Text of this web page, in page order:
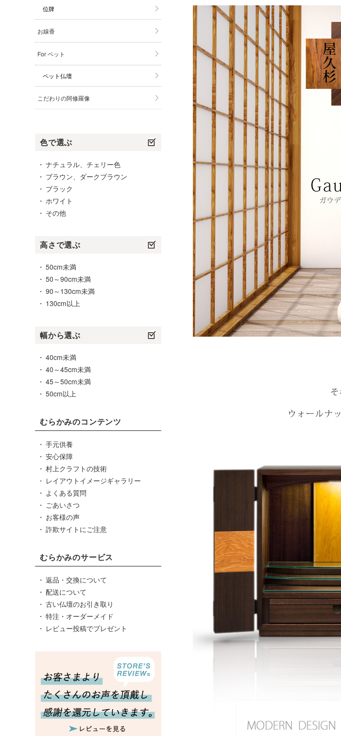
位牌
お線香
For ペット
ペット仏壇
こだわりの阿修羅像
色で選ぶ
ナチュラル、チェリー色
ブラウン、ダークブラウン
ブラック
ホワイト
その他
高さで選ぶ
50cm未満
50～90cm未満
90～130cm未満
130cm以上
幅から選ぶ
40cm未満
40～45cm未満
45～50cm未満
50cm以上
むらかみのコンテンツ
手元供養
安心保障
村上クラフトの技術
レイアウトイメージギャラリー
よくある質問
ごあいさつ
お客様の声
詐欺サイトにご注意
むらかみのサービス
返品・交換について
配送について
古い仏壇のお引き取り
特注・オーダーメイド
レビュー投稿でプレゼント